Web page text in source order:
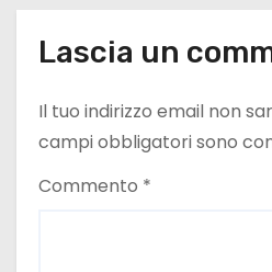
Lascia un
Il tuo indirizzo email non
campi obbligatori sono
Commento *